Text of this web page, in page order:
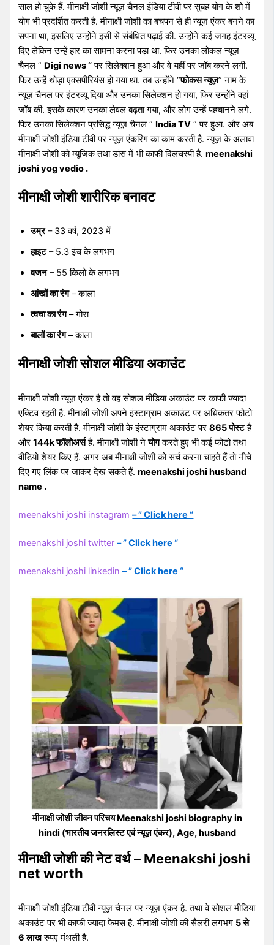
साल हो चुके हैं. मीनाक्षी जोशी न्यूज़ चैनल इंडिया टीवी पर सुबह योग के शो में
योग भी प्रदर्शित करती है. मीनाक्षी जोशी का बचपन से ही न्यूज़ एंकर बनने का
सपना था, इसलिए उन्होंने इसी से संबंधित पढ़ाई की. उन्होंने कई जगह इंटरव्यू
दिए लेकिन उन्हें हार का सामना करना पड़ा था. फिर उनका लोकल न्यूज़
चैनल ” Digi news “पर सिलेक्शन हुआ और वे यहीं पर जॉब करने लगी.
फिर उन्हें थोड़ा एक्सपीरियंस हो गया था. तब उन्होंने “फोकस न्यूज़” नाम के
न्यूज़ चैनल पर इंटरव्यू दिया और उनका सिलेक्शन हो गया, फिर उन्होंने वहां
जॉब की. इसके कारण उनका लेवल बढ़ता गया, और लोग उन्हें पहचानने लगे.
फिर उनका सिलेक्शन प्रसिद्ध न्यूज़ चैनल ” India TV ” पर हुआ. और अब
मीनाक्षी जोशी इंडिया टीवी पर न्यूज़ एंकरिंग का काम करती है. न्यूज़ के अलावा
मीनाक्षी जोशी को म्यूजिक तथा डांस में भी काफी दिलचस्पी है.meenakshi
joshi yog vedio .
मीनाक्षी जोशी शारीरिक बनावट
उम्र– 33 वर्ष, 2023 में
हाइट– 5.3 इंच के लगभग
वजन– 55 किलो के लगभग
आंखों का रंग– काला
त्वचा का रंग– गोरा
बालों का रंग– काला
मीनाक्षी जोशी सोशल मीडिया अकाउंट
मीनाक्षी जोशी न्यूज़ एंकर है तो वह सोशल मीडिया अकाउंट पर काफी ज्यादा
एक्टिव रहती है. मीनाक्षी जोशी अपने इंस्टाग्राम अकाउंट पर अधिकतर फोटो
शेयर किया करती है. मीनाक्षी जोशी के इंस्टाग्राम अकाउंट पर865 पोस्टहै
और144k फॉलोअर्सहै. मीनाक्षी जोशी नेयोगकरते हुए भी कई फोटो तथा
वीडियो शेयर किए हैं. अगर अब मीनाक्षी जोशी को सर्च करना चाहते हैं तो नीचे
दिए गए लिंक पर जाकर देख सकते हैं.meenakshi joshi husband
name .
meenakshi joshi instagram– ” Click here “
meenakshi joshi twitter– ” Click here “
meenakshi joshi linkedin– ” Click here “
मीनाक्षी जोशी जीवन परिचय Meenakshi joshi biography in
hindi (भारतीय जनरलिस्ट एवं न्यूज़ एंकर), Age, husband
मीनाक्षी जोशी की नेट वर्थ – Meenakshi joshi
net worth
मीनाक्षी जोशी इंडिया टीवी न्यूज़ चैनल पर न्यूज़ एंकर है. तथा वे सोशल मीडिया
अकाउंट पर भी काफी ज्यादा फेमस है. मीनाक्षी जोशी की सैलरी लगभग 5 से
6 लाखरुपए मंथली है.